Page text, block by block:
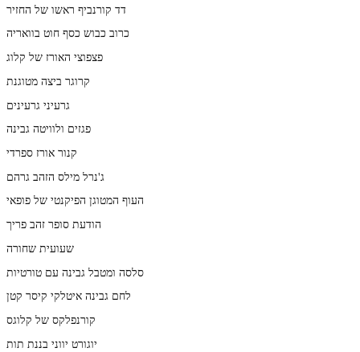
דד קורנביף ראשו של החזיר
כרוב כבוש כסף חוט בוואריה
פצפוצי האורז של קלוג
קרוגר ביצה מטוגנת
גרעיני גרעינים
פגזים ולוויטה גבינה
קנור אורז ספרדי
ג'נרל מילס הזהב גרהם
העוף המטוגן הפיקנטי של פופאי
הודעת סופר זהב פריך
שעועית שחורה
סלסה ומטבל גבינה עם טורטיות
לחם גבינה איטלקי קיסר קטן
קורנפלקס של קלוגס
יוגורט יווני בננת תות